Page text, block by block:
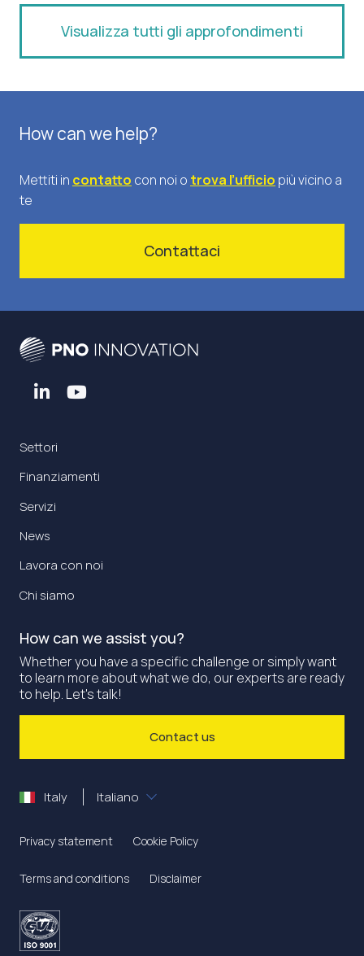
Visualizza tutti gli approfondimenti
How can we help?
Mettiti in contatto con noi o trova l’ufficio più vicino a
te
Contattaci
Settori
Finanziamenti
Servizi
News
Lavora con noi
Chi siamo
How can we assist you?
Whether you have a specific challenge or simply want
to learn more about what we do, our experts are ready
to help. Let's talk!
Contact us
Italy Italiano
Privacy statement Cookie Policy
Terms and conditions Disclaimer